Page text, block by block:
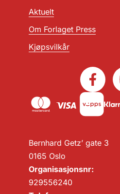
Bernhard Getz’ gate 3
0165 Oslo
Organisasjonsnr:
929556240
Aktuelt
Om Forlaget Press
Kjøpsvilkår